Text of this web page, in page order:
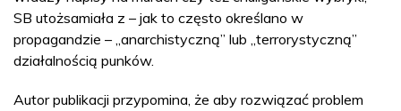
SB utożsamiała z – jak to często określano w
propagandzie – „anarchistyczną” lub „terrorystyczną”
działalnością punków.
Autor publikacji przypomina, że aby rozwiązać problem